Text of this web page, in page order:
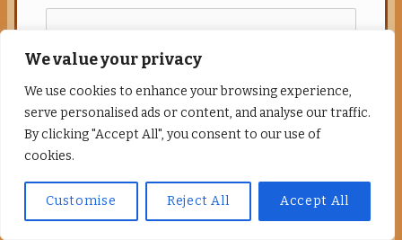
We value your privacy
We use cookies to enhance your browsing experience,
serve personalised ads or content, and analyse our traffic.
By clicking "Accept All", you consent to our use of
cookies.
Customise Reject All Accept All